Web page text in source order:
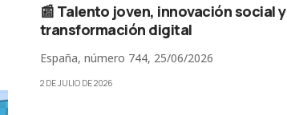
📰 Talento joven, innovación social y
transformación digital
España, número 744, 25/06/2026
2 DE JULIO DE 2026